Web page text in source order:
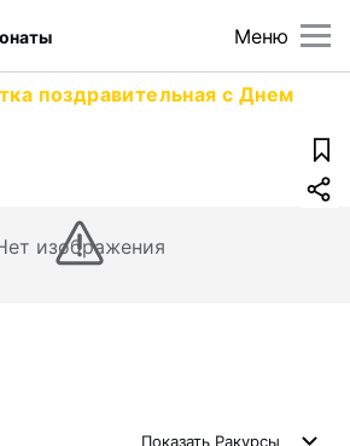
Меню
поздравительная с Днем
изображения
Показать Ракурсы